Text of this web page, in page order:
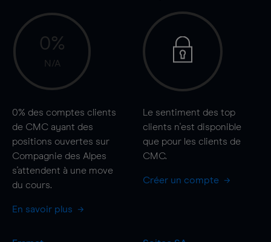
0%
N/A
0% des comptes clients
de CMC ayant des
positions ouvertes sur
Compagnie des Alpes
s'attendent à une move
du cours.
En savoir plus
Le sentiment des top
clients n'est disponible
que pour les clients de
CMC.
Créer un compte